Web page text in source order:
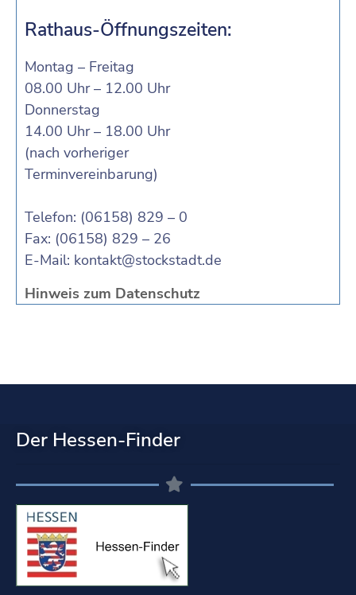
Rathaus-Öffnungszeiten:
Montag – Freitag
08.00 Uhr – 12.00 Uhr
Donnerstag
14.00 Uhr – 18.00 Uhr
(nach vorheriger
Terminvereinbarung)
Telefon: (06158) 829 – 0
Fax: (06158) 829 – 26
E-Mail: kontakt@stockstadt.de
Hinweis zum Datenschutz
Der Hessen-Finder